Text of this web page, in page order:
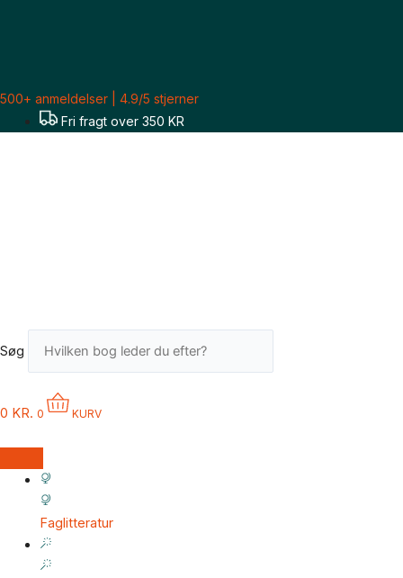
500+ anmeldelser | 4.9/5 stjerner
Fri fragt over 350 KR
Søg
0 KR. 0 KURV
Faglitteratur